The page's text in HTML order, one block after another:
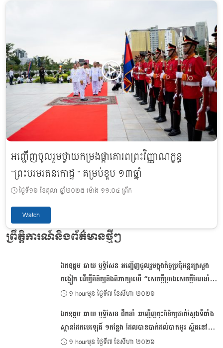
អញ្ជើញចូលរួមថ្វាយកម្រងផ្កាគោរពព្រះវិញ្ញាណក្ខន្ធ
“ព្រះបរមរតនកោដ្ឋ “ គម្រប់ខួប ១៣ឆ្នាំ
ថ្ងៃទី១៦ ខែតុលា ឆ្នាំ២០២៥ ម៉ោង ១១:០៤ ព្រឹក
Watch
ព្រឹត្តិការណ៍និងព័ត៌មានថ្មីៗ
ឯកឧត្ដម ឆាយ ឫទ្ធិសែន អញ្ជើញចូលរួមក្នុងកិច្ចប្រជុំអន្តរក្រសួង
ចង្អៀត ដើម្បីពិនិត្យនិងពិភាក្សាលើ “សេចក្តីព្រាងសេចក្តីណែនាំ
ស្តីពីការរៀបចំប្រកាស ប្រកាសអន្តរក្រសួង និងប្រកាសរួម របស់
១ hourមុន ថ្ងៃទី៧ ខែសីហា ២០២៦
ឯ​កឧត្តម ឆាយ ឫទ្ធិសែន ដឹកនាំ អញ្ជើញចុះពិនិត្យជាក់ស្ដែងទីតាំង
ស្ពានដែកបេឡេតិ៍ ១កន្លែង ដែលបានបាក់ដល់បាតអូរ ស្ថិតនៅព្រំ
ប្រទល់ខេត្តសៀមរាប និងខេត្តឧត្តរមានជ័យ
១ hourមុន ថ្ងៃទី៧ ខែសីហា ២០២៦